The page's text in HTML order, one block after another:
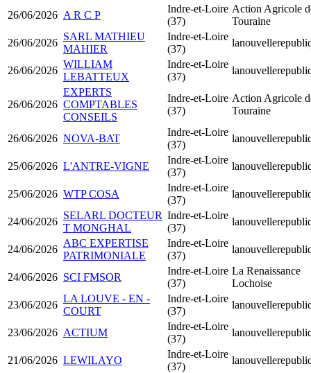
26/06/2026 A R C P
Indre-et-Loire
(37)
Action Agricole
Touraine
26/06/2026
SARL MATHIEU
MAHIER
Indre-et-Loire
(37)
26/06/2026
WILLIAM
LEBATTEUX
Indre-et-Loire
(37)
26/06/2026
EXPERTS
COMPTABLES
CONSEILS
Indre-et-Loire
(37)
Action Agricole
Touraine
26/06/2026 NOVA-BAT
Indre-et-Loire
(37)
25/06/2026 L'ANTRE-VIGNE
Indre-et-Loire
(37)
25/06/2026 WTP COSA
Indre-et-Loire
(37)
24/06/2026
SELARL DOCTEUR
T MONGHAL
Indre-et-Loire
(37)
24/06/2026
ABC EXPERTISE
PATRIMONIALE
Indre-et-Loire
(37)
24/06/2026 SCI FMSOR
Indre-et-Loire
(37)
La Renaissance
Lochoise
23/06/2026
LA LOUVE - EN -
COURT
Indre-et-Loire
(37)
23/06/2026 ACTIUM
Indre-et-Loire
(37)
21/06/2026 LEWILAYO
Indre-et-Loire
(37)